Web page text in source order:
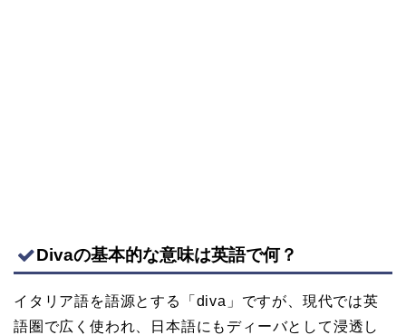
Divaの基本的な意味は英語で何？
イタリア語を語源とする「diva」ですが、現代では英
語圏で広く使われ、日本語にもディーバとして浸透し